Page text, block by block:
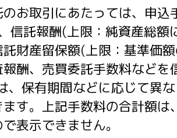
お取引にあたっては、申
信託報酬(上限：純資産総
託財産留保額(上限：基準価
酬、売買委託手数料など
、保有期間などに応じて異
ます。上記手数料の合計額
表示できません。